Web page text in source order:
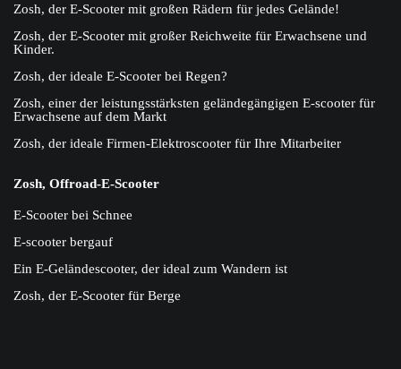
Zosh, der E-Scooter mit großen Rädern für jedes Gelände!
Zosh, der E-Scooter mit großer Reichweite für Erwachsene und
Kinder.
Zosh, der ideale E-Scooter bei Regen?
Zosh, einer der leistungsstärksten geländegängigen E-scooter für
Erwachsene auf dem Markt
Zosh, der ideale Firmen-Elektroscooter für Ihre Mitarbeiter
Zosh, Offroad-E-Scooter
E-Scooter bei Schnee
E-scooter bergauf
Ein E-Geländescooter, der ideal zum Wandern ist
Zosh, der E-Scooter für Berge